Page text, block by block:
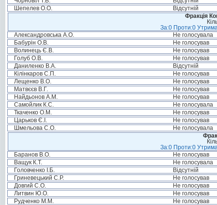
Шепелев О.О.
Відсутній
Фракція
За:0 Проти:0
Александровська А.О.
Не голосувала
Бабурін О.В.
Не голосував
Волинець Є.В.
Не голосував
Голуб О.В.
Не голосував
Даниленко В.А.
Відсутній
Кілінкаров С.П.
Не голосував
Лещенко В.О.
Не голосував
Матвєєв В.Г.
Не голосував
Найдьонов А.М.
Не голосував
Самойлик К.С.
Не голосувала
Ткаченко О.М.
Не голосував
Царьков Є.І.
Не голосував
Шмельова С.О.
Не голосувала
За:0 Проти:0
Баранов В.О.
Не голосував
Ващук К.Т.
Не голосувала
Головченко І.Б.
Відсутній
Гриневецький С.Р.
Не голосував
Довгий С.О.
Не голосував
Литвин Ю.О.
Не голосував
Рудченко М.М.
Не голосував